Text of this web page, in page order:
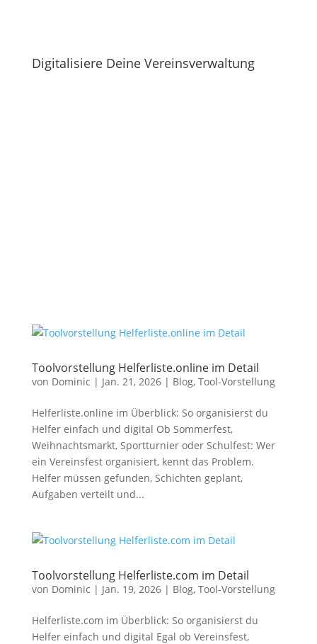
Digitalisiere Deine Vereinsverwaltung
Toolvorstellung Helferliste.online im Detail
von Dominic | Jan. 21, 2026| Blog, Tool-Vorstellung
Helferliste.online im Überblick: So organisierst du
Helfer einfach und digital Ob Sommerfest,
Weihnachtsmarkt, Sportturnier oder Schulfest: Wer
ein Vereinsfest organisiert, kennt das Problem.
Helfer müssen gefunden, Schichten geplant,
Aufgaben verteilt und...
Toolvorstellung Helferliste.com im Detail
von Dominic | Jan. 19, 2026| Blog, Tool-Vorstellung
Helferliste.com im Überblick: So organisierst du
Helfer einfach und digital Egal ob Vereinsfest,